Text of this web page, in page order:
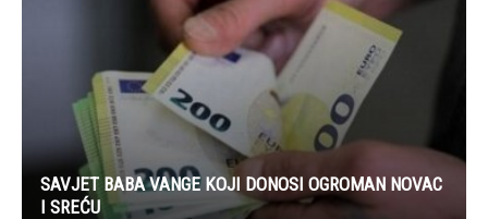
SAVJET BABA VANGE KOJI DONOSI OGROMAN NOVAC
I SREĆU